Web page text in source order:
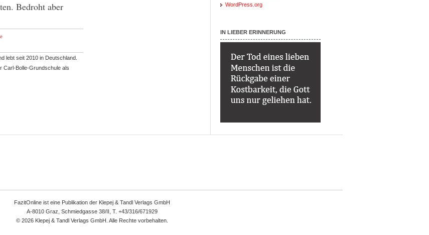
Bedroht aber
lebt seit 2010 in Deutschland.
Carl-Bolle-Grundschule als
WordPress.org
IN LIEBER ERINNERUNG
FazitOnline ist eine Publikation der Klepej & Tandl Verlags GmbH
A-8010 Graz, Schmiedgasse 38/II, T. +43/316/671929
© 2026 Klepej & Tandl Verlags GmbH. Alle Rechte vorbehalten.